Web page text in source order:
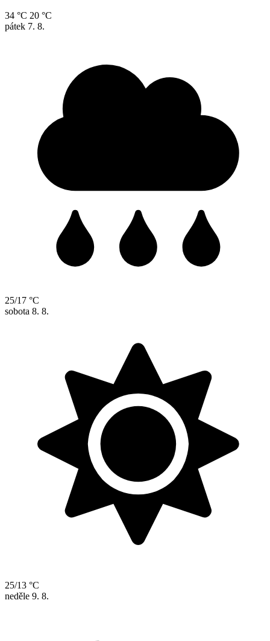
34 °C 20 °C
pátek 7. 8.
25/17 °C
sobota 8. 8.
25/13 °C
neděle 9. 8.